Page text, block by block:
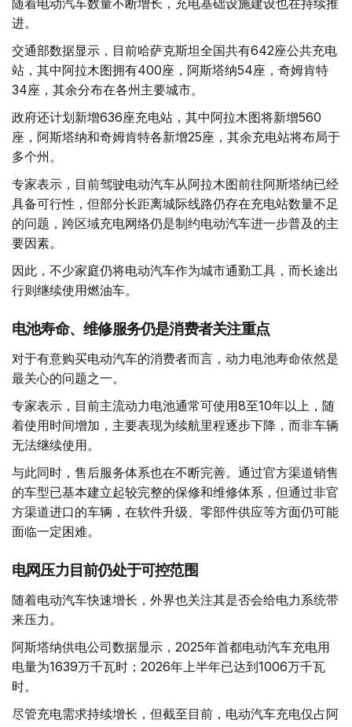
随着电动汽车数量不断增长，充电基础设施建设也在持续推
进。
交通部数据显示，目前哈萨克斯坦全国共有642座公共充电
站，其中阿拉木图拥有400座，阿斯塔纳54座，奇姆肯特
34座，其余分布在各州主要城市。
政府还计划新增636座充电站，其中阿拉木图将新增560
座，阿斯塔纳和奇姆肯特各新增25座，其余充电站将布局于
多个州。
专家表示，目前驾驶电动汽车从阿拉木图前往阿斯塔纳已经
具备可行性，但部分长距离城际线路仍存在充电站数量不足
的问题，跨区域充电网络仍是制约电动汽车进一步普及的主
要因素。
因此，不少家庭仍将电动汽车作为城市通勤工具，而长途出
行则继续使用燃油车。
电池寿命、维修服务仍是消费者关注重点
对于有意购买电动汽车的消费者而言，动力电池寿命依然是
最关心的问题之一。
专家表示，目前主流动力电池通常可使用8至10年以上，随
着使用时间增加，主要表现为续航里程逐步下降，而非车辆
无法继续使用。
与此同时，售后服务体系也在不断完善。通过官方渠道销售
的车型已基本建立起较完整的保修和维修体系，但通过非官
方渠道进口的车辆，在软件升级、零部件供应等方面仍可能
面临一定困难。
电网压力目前仍处于可控范围
随着电动汽车快速增长，外界也关注其是否会给电力系统带
来压力。
阿斯塔纳供电公司数据显示，2025年首都电动汽车充电用
电量为1639万千瓦时；2026年上半年已达到1006万千瓦
时。
尽管充电需求持续增长，但截至目前，电动汽车充电仅占阿